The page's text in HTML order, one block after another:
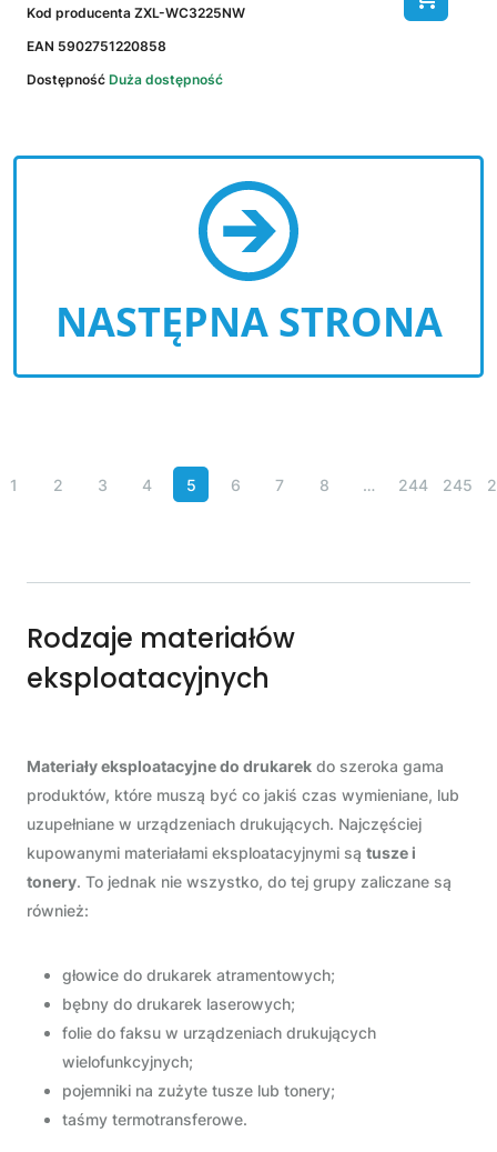
Kod producenta ZXL-WC3225NW
EAN 5902751220858
Dostępność Duża dostępność
NASTĘPNA STRONA
1 2 3 4 5 6 7 8 … 244 245
Materiały eksploatacyjne do drukarek do szeroka gama
produktów, które muszą być co jakiś czas wymieniane, lub
uzupełniane w urządzeniach drukujących. Najczęściej
kupowanymi materiałami eksploatacyjnymi są tusze i
tonery. To jednak nie wszystko, do tej grupy zaliczane są
również:
głowice do drukarek atramentowych;
bębny do drukarek laserowych;
folie do faksu w urządzeniach drukujących
wielofunkcyjnych;
pojemniki na zużyte tusze lub tonery;
taśmy termotransferowe.
Rodzaje materiałów
eksploatacyjnych